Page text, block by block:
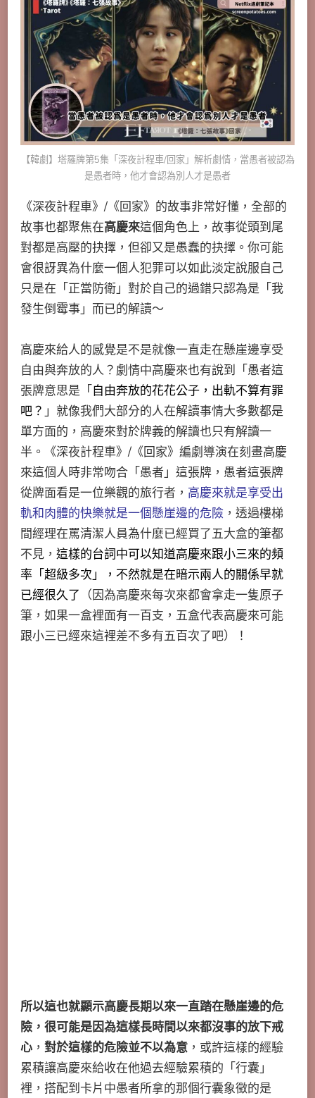
【韓劇】塔羅牌第5集「深夜計程車/回家」解析劇情，當愚者被認為
是愚者時，他才會認為別人才是愚者
《深夜計程車》/《回家》的故事非常好懂，全部的
故事也都聚焦在高慶來這個角色上，故事從頭到尾
對都是高壓的抉擇，但卻又是愚蠢的抉擇。你可能
會很訝異為什麼一個人犯罪可以如此淡定說服自己
只是在「正當防衛」對於自己的過錯只認為是「我
發生倒霉事」而已的解讀～
高慶來給人的感覺是不是就像一直走在懸崖邊享受
自由與奔放的人？劇情中高慶來也有說到「愚者這
張牌意思是「自由奔放的花花公子，出軌不算有罪
吧？ 」就像我們大部分的人在解讀事情大多數都是
單方面的，高慶來對於牌義的解讀也只有解讀一
半。《深夜計程車》/《回家》編劇導演在刻畫高慶
來這個人時非常吻合「愚者」這張牌，愚者這張牌
從牌面看是一位樂觀的旅行者， 高慶來就是享受出
軌和肉體的快樂就是一個懸崖邊的危險 ，透過樓梯
間經理在罵清潔人員為什麼已經買了五大盒的筆都
不見， 這樣的台詞中可以知道高慶來跟小三來的頻
率「超級多次」，不然就是在暗示兩人的關係早就
已經很久了 （因為高慶來每次來都會拿走一隻原子
筆，如果一盒裡面有一百支，五盒代表高慶來可能
跟小三已經來這裡差不多有五百次了吧）！
所以這也就顯示高慶長期以來一直踏在懸崖邊的危
險，很可能是因為這樣長時間以來都沒事的放下戒
心 ， 對於這樣的危險並不以為意 ，或許這樣的經驗
累積讓高慶來給收在他過去經驗累積的「行囊」
裡，搭配到卡片中愚者所拿的那個行囊象徵的是